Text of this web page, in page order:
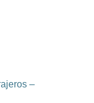
–